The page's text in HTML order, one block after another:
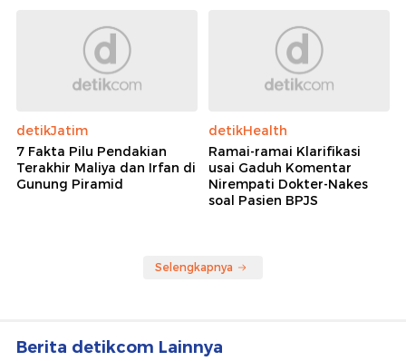
detikJatim
7 Fakta Pilu Pendakian
Terakhir Maliya dan Irfan di
Gunung Piramid
detikHealth
Ramai-ramai Klarifikasi
usai Gaduh Komentar
Nirempati Dokter-Nakes
soal Pasien BPJS
Selengkapnya
Berita detikcom Lainnya